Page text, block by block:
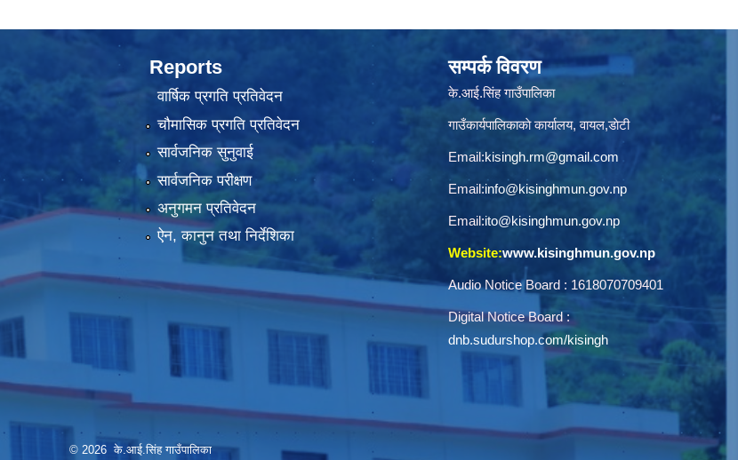
Reports
वार्षिक प्रगति प्रतिवेदन
चौमासिक प्रगति प्रतिवेदन
सार्वजनिक सुनुवाई
सार्वजनिक परीक्षण
अनुगमन प्रतिवेदन
ऐन, कानुन तथा निर्देशिका
सम्पर्क विवरण
के.आई.सिंह गाउँपालिका
गाउँकार्यपालिकाकाे कार्यालय, वायल,डाेटी
Email:kisingh.rm@gmail.com
Email:info@kisinghmun.gov.np
Email:ito@kisinghmun.gov.np
Website:www.kisinghmun.gov.np
Audio Notice Board : 1618070709401
Digital Notice Board :
dnb.sudurshop.com/kisingh
© 2026 के.आई.सिंह गाउँपालिका